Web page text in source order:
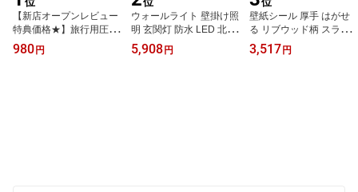
【新店オープンレビュー
特典価格★】旅行用圧縮
袋 旅行用 衣装ケース ト
ラベルポーチ 圧縮バッグ
980 円
ウォールライト 壁掛け照
明 玄関灯 防水 LED 北欧
壁掛けライト ブラケット
ライト 人感センサー レ
5,908 円
壁紙シール 厚手 はがせ
る リブウッド柄 スラッ
トウォール リメイクシー
ト 壁紙 シール 木目調 幅
3,517 円